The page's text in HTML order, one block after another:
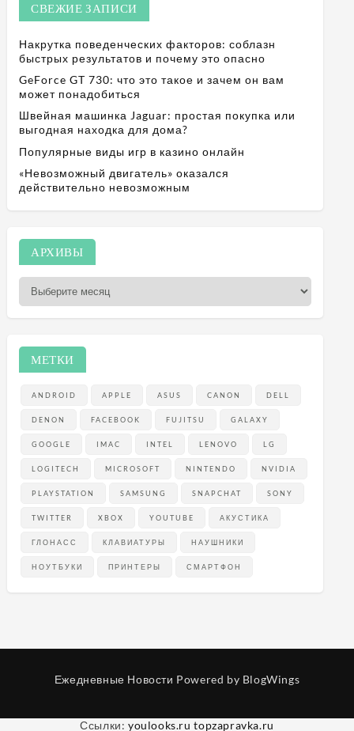
СВЕЖИЕ ЗАПИСИ
Накрутка поведенческих факторов: соблазн
быстрых результатов и почему это опасно
GeForce GT 730: что это такое и зачем он вам
может понадобиться
Швейная машинка Jaguar: простая покупка или
выгодная находка для дома?
Популярные виды игр в казино онлайн
«Невозможный двигатель» оказался
действительно невозможным
АРХИВЫ
А
в
МЕТКИ
ANDROID APPLE ASUS CANON DELL
DENON FACEBOOK FUJITSU GALAXY
GOOGLE IMAC INTEL LENOVO LG
LOGITECH MICROSOFT NINTENDO NVIDIA
PLAYSTATION SAMSUNG SNAPCHAT SONY
TWITTER XBOX YOUTUBE АКУСТИКА
ГЛОНАСС КЛАВИАТУРЫ НАУШНИКИ
НОУТБУКИ ПРИНТЕРЫ СМАРТФОН
Ежедневные Новости Powered by BlogWings
Ссылки:youlooks.ru topzapravka.ru